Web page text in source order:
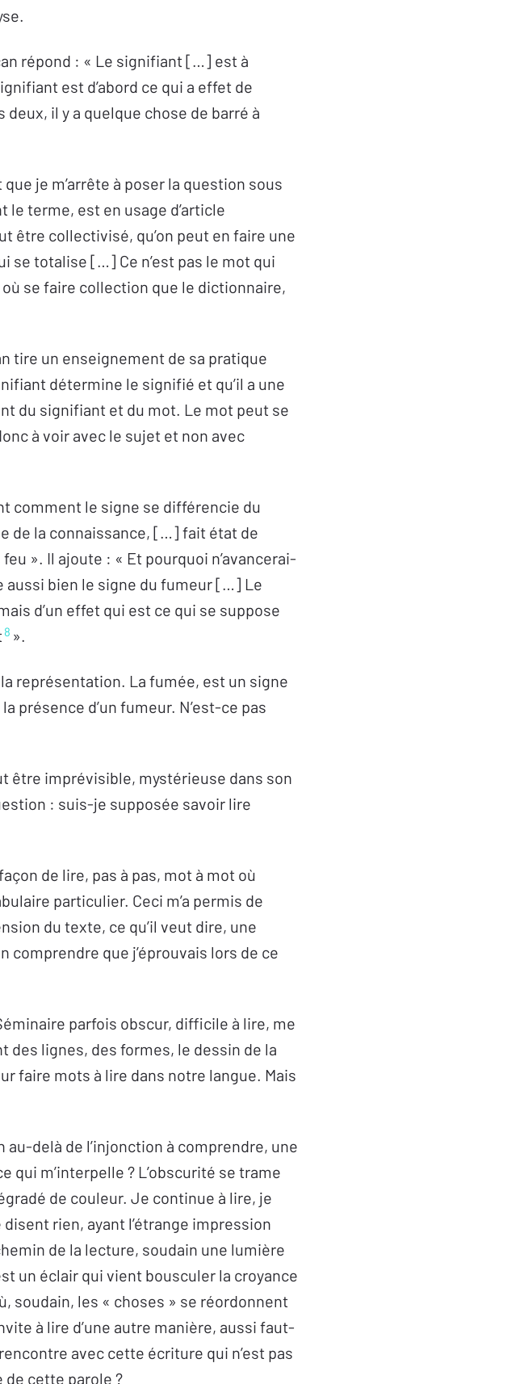
répond : « Le signifiant […] est à
est d’abord ce qui a effet de
il y a quelque chose de barré à
je m’arrête à poser la question sous
le terme, est en usage d’article
être collectivisé, qu’on peut en faire une
se totalise […] Ce n’est pas le mot qui
se faire collection que le dictionnaire,
tire un enseignement de sa pratique
détermine le signifié et qu’il a une
du signifiant et du mot. Le mot peut se
à voir avec le sujet et non avec
comment le signe se différencie du
de la connaissance, […] fait état de
feu ». Il ajoute : « Et pourquoi n’avancerai-
aussi bien le signe du fumeur […] Le
d’un effet qui est ce qui se suppose
8 ».
représentation. La fumée, est un signe
présence d’un fumeur. N’est-ce pas
être imprévisible, mystérieuse dans son
: suis-je supposée savoir lire
de lire, pas à pas, mot à mot où
particulier. Ceci m’a permis de
du texte, ce qu’il veut dire, une
que j’éprouvais lors de ce
parfois obscur, difficile à lire, me
des lignes, des formes, le dessin de la
faire mots à lire dans notre langue. Mais
au-delà de l’injonction à comprendre, une
m’interpelle ? L’obscurité se trame
de couleur. Je continue à lire, je
rien, ayant l’étrange impression
de la lecture, soudain une lumière
un éclair qui vient bousculer la croyance
soudain, les « choses » se réordonnent
à lire d’une autre manière, aussi faut-
avec cette écriture qui n’est pas
cette parole ?